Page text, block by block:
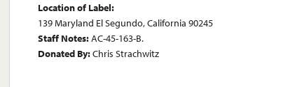
Location of Label:
139 Maryland El Segundo, California 90245
Staff Notes:AC-45-163-B.
Donated By:Chris Strachwitz